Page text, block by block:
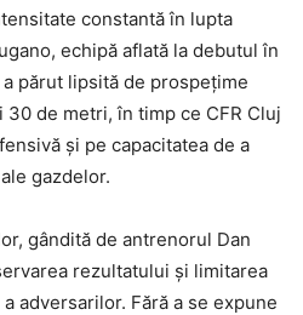
constantă în lupta
echipă aflată la debutul în
părut lipsită de prospețime
de metri, în timp ce CFR Cluj
și pe capacitatea de a
gazdelor.
gândită de antrenorul Dan
rezultatului și limitarea
adversarilor. Fără a se expune